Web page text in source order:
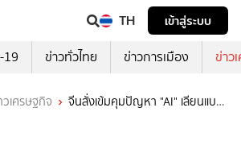
TH
เข้าสู่ระบบ
19 ข่าวทั่วไทย ข่าวการเมือง ข่าว
วเศรษฐกิจ
จีนสั่งเข้มคุมปัญหา "AI" เลียนแบบ